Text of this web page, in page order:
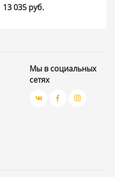
13 035 руб.
Мы в социальных
сетях